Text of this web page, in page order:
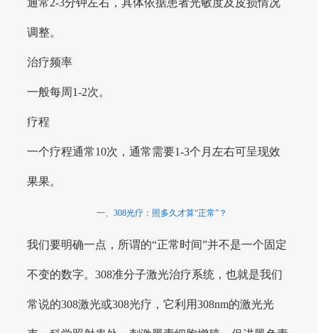
通常2-3分钟左右，具体依据患者光敏度及皮损情况
调整。
治疗频率
一般每周1-2次。
疗程
一个疗程通常10次，通常需要1-3个月左右可呈现效
果果。
一、308光疗：照多久才算“正常”？
我们要明确一点，所谓的“正常时间”并不是一个固定
不变的数字。308准分子激光治疗系统，也就是我们
常说的308激光或308光疗，它利用308nm的激光光